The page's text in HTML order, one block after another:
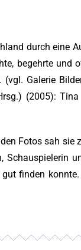
durch eine
begehrte und
Galerie
(2005):
Fotos sah sie
Schauspielerin
finden